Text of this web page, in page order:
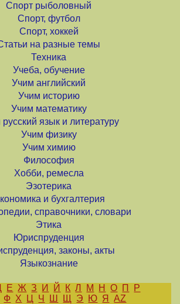
Спорт рыболовный
Спорт, футбол
Спорт, хоккей
на разные темы
Техника
Учеба, обучение
Учим английский
Учим историю
Учим математику
язык и литературу
Учим физику
Учим химию
Философия
Хобби, ремесла
Эзотерика
и бухгалтерия
справочники, словари
Этика
Юриспруденция
законы, акты
Языкознание
Е Ж З И Й К Л М Н О П
Р
Ф Х Ц Ч Ш Щ Э Ю Я AZ